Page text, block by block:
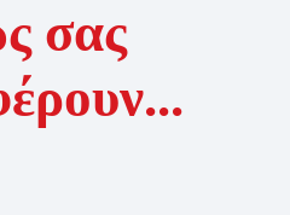
σας